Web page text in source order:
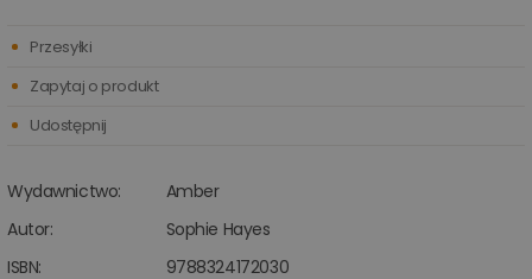
Wydawnictwo:
Amber
Autor:
Sophie Hayes
ISBN:
9788324172030
Przesyłki
Zapytaj o produkt
Udostępnij